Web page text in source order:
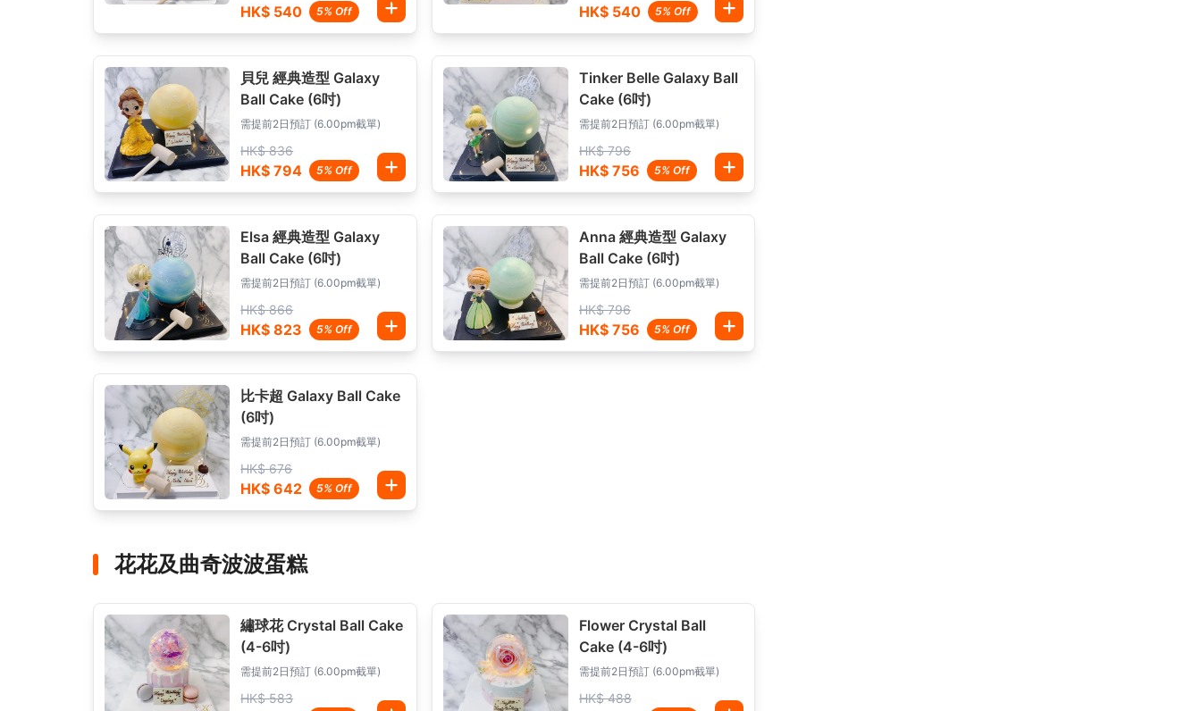
HK$ 540 5% Off HK$ 540 5% Off
貝兒 經典造型 Galaxy
Ball Cake (6吋)
需提前2日預訂 (6.00pm截單)
HK$ 836
HK$ 794 5% Off
Tinker Belle Galaxy Ball
Cake (6吋)
需提前2日預訂 (6.00pm截單)
HK$ 796
HK$ 756 5% Off
Elsa 經典造型 Galaxy
Ball Cake (6吋)
需提前2日預訂 (6.00pm截單)
HK$ 866
HK$ 823 5% Off
Anna 經典造型 Galaxy
Ball Cake (6吋)
需提前2日預訂 (6.00pm截單)
HK$ 796
HK$ 756 5% Off
比卡超 Galaxy Ball Cake
(6吋)
需提前2日預訂 (6.00pm截單)
HK$ 676
HK$ 642 5% Off
花花及曲奇波波蛋糕
繡球花 Crystal Ball Cake
(4-6吋)
需提前2日預訂 (6.00pm截單)
HK$ 583
Flower Crystal Ball
Cake (4-6吋)
需提前2日預訂 (6.00pm截單)
HK$ 488